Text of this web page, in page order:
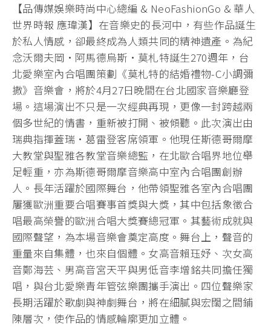
【品傳媒娛樂時尚中心總編 & NeoFashionGo & 華人
世界時報 應瑋漢】在音樂史的長河中， 有些作品誕生
於私人情感，卻最終成為人類共同的精神遺產。 為紀
念沃爾夫岡·阿馬德烏斯·莫札特誕生270週年， 台
北愛樂室內合唱團策劃《莫札特的結婚禮物-C小調彌
撒》 音樂會，將於4月27日晚間在台北國家音樂廳登
場。 這場演出不只是一次經典再現，更像一封跨越兩
個多世紀的情書， 重新被打開、被傾聽。此次演出由
瑞典指揮蓋瑞·葛雷登客席領軍。他現任斯德哥爾摩
大教堂與聖雅各教堂音樂總監， 在北歐合唱界地位舉
足輕重， 亦為斯德哥爾摩音樂高中室內合唱團創辦
人。長年活躍於國際舞台，他帶領聖雅各室內合唱團
屢獲歐洲重要合唱賽事首獎與大獎，其中包括象徵合
唱最高榮譽的歐洲合唱大獎賽總冠軍。 其藝術成就與
國際聲望，為本場音樂會奠定高度。舞台上， 聲音的
重量來自集體，也來自個體。女高音賴珏妤、 次女高
音鄭海芸、男高音宮天平與男低音李增銘共同擔任獨
唱， 與台北愛樂青年管弦樂團攜手演出。 四位聲樂家
長期活躍於歌劇與神劇舞台， 將在細膩與宏闊之間鋪
陳層次，使作品的情感輪廓更加立體。